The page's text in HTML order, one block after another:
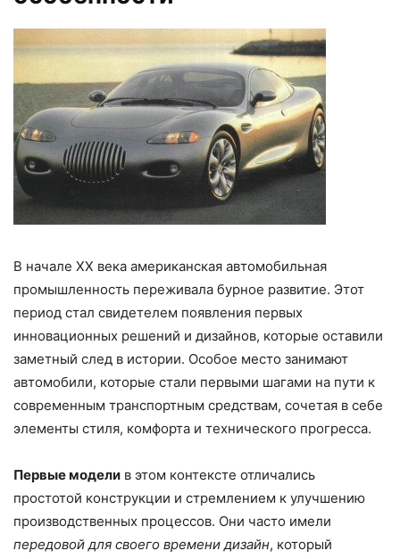
В начале XX века американская автомобильная
промышленность переживала бурное развитие. Этот
период стал свидетелем появления первых
инновационных решений и дизайнов, которые оставили
заметный след в истории. Особое место занимают
автомобили, которые стали первыми шагами на пути к
современным транспортным средствам, сочетая в себе
элементы стиля, комфорта и технического прогресса.
Первые модели в этом контексте отличались
простотой конструкции и стремлением к улучшению
производственных процессов. Они часто имели
передовой для своего времени дизайн, который